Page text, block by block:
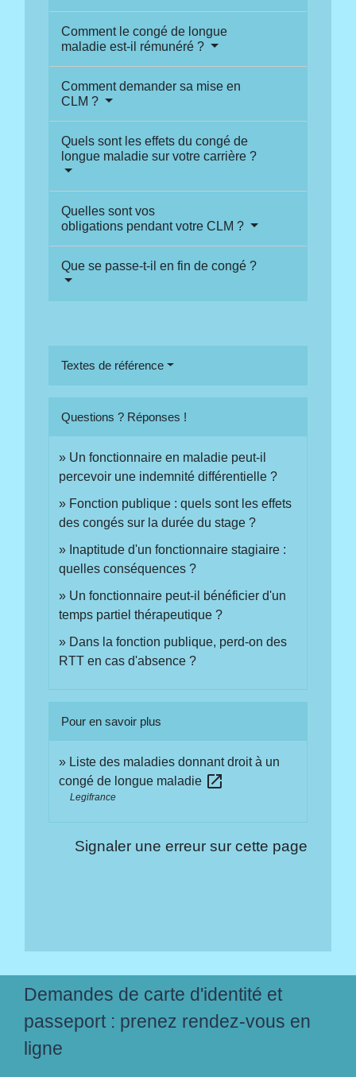
Comment le congé de longue
maladie est-il rémunéré ?
Comment demander sa mise en
CLM ?
Quels sont les effets du congé de
longue maladie sur votre carrière ?
Quelles sont vos
obligations pendant votre CLM ?
Que se passe-t-il en fin de congé ?
Textes de référence
Questions ? Réponses !
Un fonctionnaire en maladie peut-il
percevoir une indemnité différentielle ?
Fonction publique : quels sont les effets
des congés sur la durée du stage ?
Inaptitude d'un fonctionnaire stagiaire :
quelles conséquences ?
Un fonctionnaire peut-il bénéficier d'un
temps partiel thérapeutique ?
Dans la fonction publique, perd-on des
RTT en cas d'absence ?
Pour en savoir plus
Liste des maladies donnant droit à un
congé de longue maladie open_in_new
Legifrance
Signaler une erreur sur cette page
Demandes de carte d'identité et
passeport : prenez rendez-vous en
ligne